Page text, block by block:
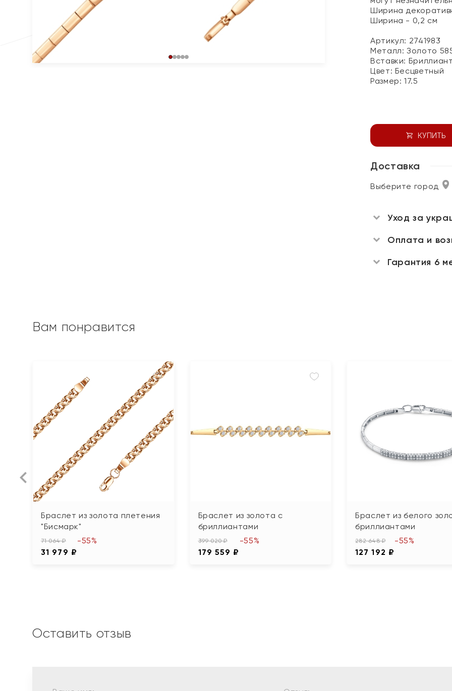
Ширина
Ширина - 0,2 см
Артикул: 2741983
Металл:Золото
Вставки: Бриллиант
Цвет: Бесцветный
Размер:17.5
КУПИТЬ
Доставка
Выберите город
Уход за
Оплата и
Гарантия 6
Вам понравится
Браслет из золота плетения
"Бисмарк"
71 064 ₽
31 979 ₽
-55%
Браслет из золота с
бриллиантами
399 020 ₽
179 559 ₽
-55%
Браслет из белого
бриллиантами
282 648 ₽
127 192 ₽
-55%
Оставить отзыв